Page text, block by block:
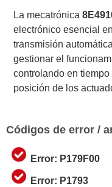
La mecatrónica
electrónico esencial
transmisión
gestionar el
controlando en
posición de los
Códigos de error /
Error: P179F00
Error: P1793